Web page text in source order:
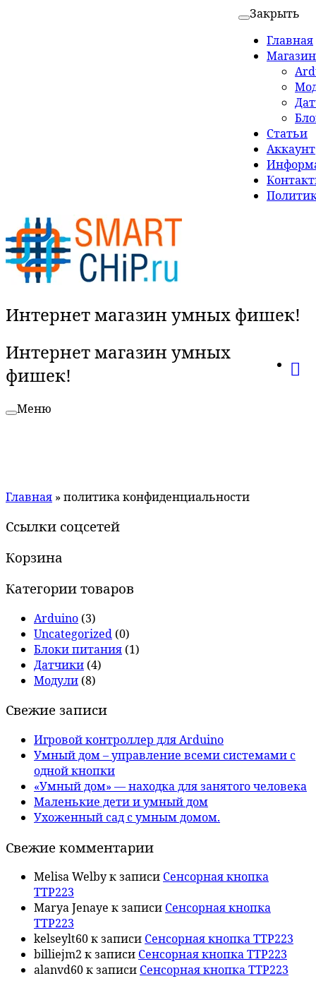
Закрыть
Главная
Магазин
Статьи
Аккаунт
Интернет магазин умных фишек!
Интернет магазин умных
фишек!
Меню
Главная » политика конфиденциальности
Ссылки соцсетей
Корзина
Категории товаров
Arduino (3)
Uncategorized (0)
Блоки питания (1)
Датчики (4)
Модули (8)
Свежие записи
Игровой контроллер для Arduino
Умный дом – управление всеми системами с
одной кнопки
«Умный дом» — находка для занятого человека
Маленькие дети и умный дом
Ухоженный сад с умным домом.
Свежие комментарии
Melisa Welbyк записи Сенсорная кнопка
TTP223
Marya Jenaye к записи Сенсорная кнопка
TTP223
kelseylt60к записи Сенсорная кнопка TTP223
billiejm2 к записи Сенсорная кнопка TTP223
alanvd60к записи Сенсорная кнопка TTP223